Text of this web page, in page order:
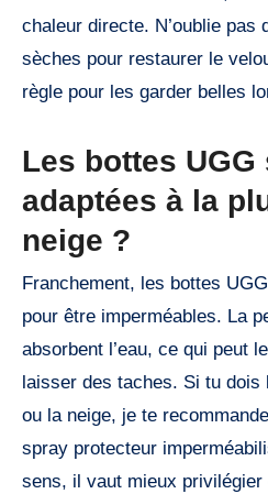
chaleur directe. N’oublie pas
sèches pour restaurer le
règle pour les garder belles
Les bottes
adaptées à la
neige ?
Franchement, les bottes UGG ne sont pas conçues
pour être imperméables. La
absorbent l’eau, ce qui peut
laisser des taches. Si tu
ou la neige, je te
spray protecteur
sens, il vaut mieux privilégier